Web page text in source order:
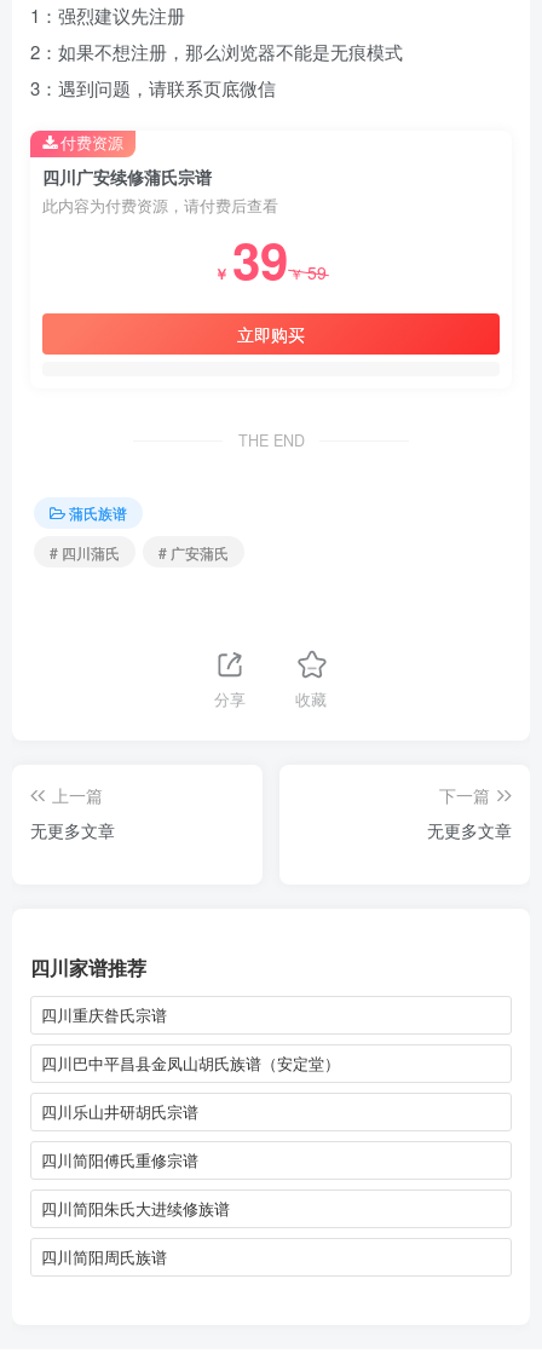
1：强烈建议先注册
2：如果不想注册，那么浏览器不能是无痕模式
3：遇到问题，请联系页底微信
四川广安续修蒲氏宗谱
此内容为付费资源，请付费后查看
￥ 39￥59
立即购买
付费资源
THE END
蒲氏族谱
# 四川蒲氏
# 广安蒲氏
分享 收藏
上一篇
无更多文章
下一篇
无更多文章
四川家谱推荐
四川重庆昝氏宗谱
四川巴中平昌县金凤山胡氏族谱（安定堂）
四川乐山井研胡氏宗谱
四川简阳傅氏重修宗谱
四川简阳朱氏大进续修族谱
四川简阳周氏族谱